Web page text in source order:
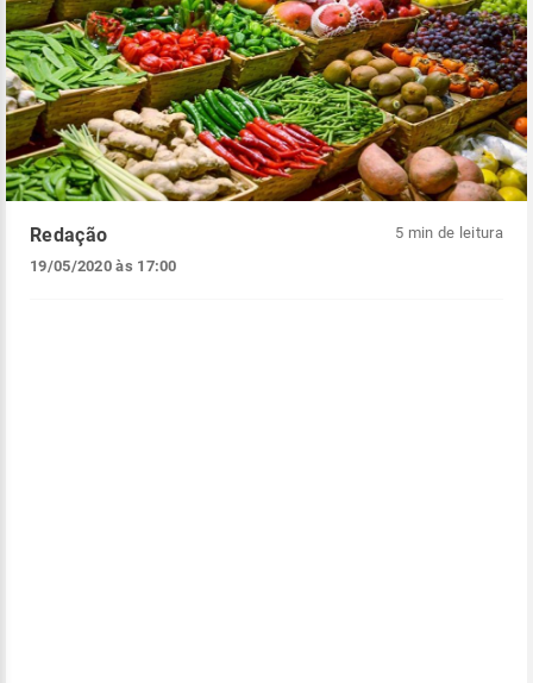
Redação
19/05/2020 às 17:00
5 min de leitura